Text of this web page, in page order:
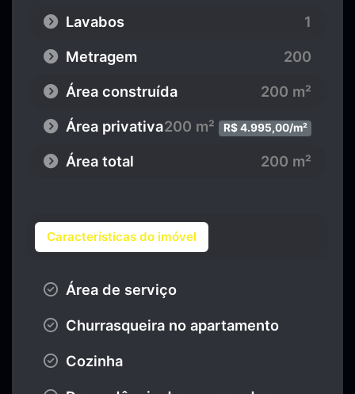
Lavabos
1
Metragem
200
Área construída
200 m²
Área privativa200 m² R$ 4.995,00/m²
Área total 200 m²
Características do imóvel
Área de serviço
Churrasqueira no apartamento
Cozinha